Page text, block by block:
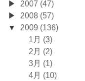
2007 (47)
2008 (57)
2009 (136)
1月 (3)
2月 (2)
3月 (1)
4月 (10)